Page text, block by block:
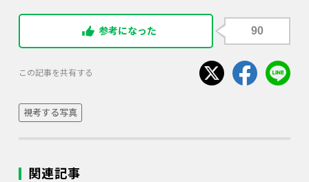
参考になった 90
視考する写真
この記事を共有する
関連記事